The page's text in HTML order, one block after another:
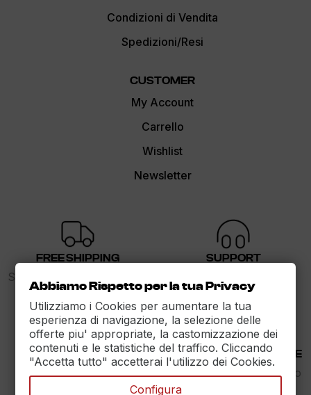
Condizioni di Vendita
Spedizioni/Resi
CUSTOMER
My Account
Carrello
Wishlist
Newsletter
FREE SHIPPING
Spedizione gratuita sopra i
89€
SUPPORT
30 DAYS RETURN
Reso Garantito entro
100% PAYMENT SECURE
Assicuriamo il pagamento
Abbiamo Rispetto per la tua Privacy
Utilizziamo i Cookies per aumentare la tua
esperienza di navigazione, la selezione delle
offerte piu' appropriate, la castomizzazione dei
contenuti e le statistiche del traffico. Cliccando
"Accetta tutto" accetterai l'utilizzo dei Cookies.
Configura